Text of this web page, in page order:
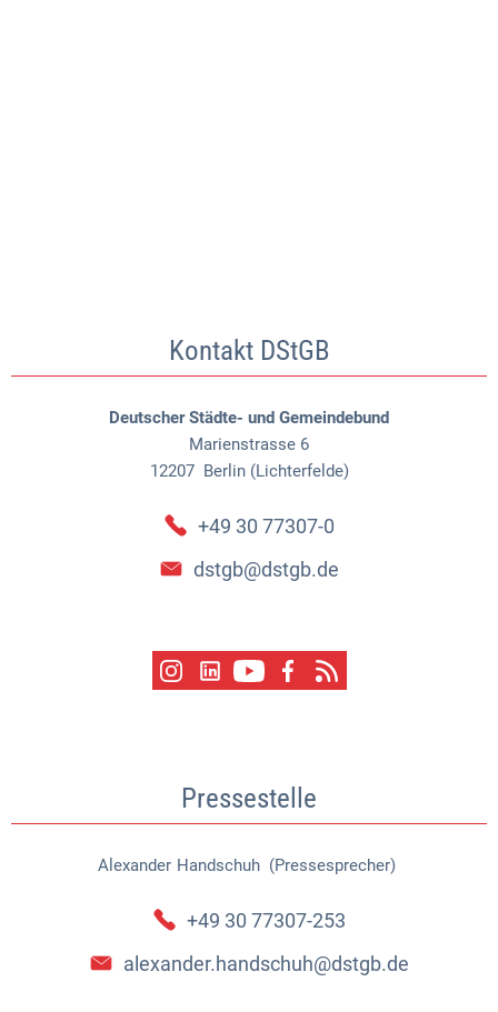
Kontakt DStGB
Deutscher Städte- und Gemeindebund
Marienstrasse 6
12207 Berlin (Lichterfelde)
+49 30 77307-0
dstgb@dstgb.de
Pressestelle
Alexander Handschuh (Pressesprecher)
Alexander Handschuh
+49 30 77307-253
alexander.handschuh@dstgb.de